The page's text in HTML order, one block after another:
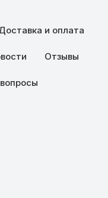
и оплата
Отзывы